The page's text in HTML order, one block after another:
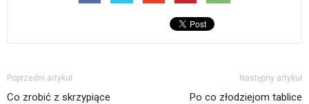
Poprzedni artykuł
Co zrobić z skrzypiące
Następny artykuł
Po co złodziejom tablice